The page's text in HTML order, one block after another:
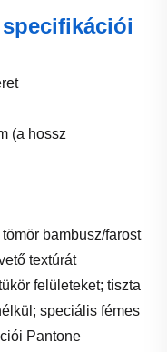
(a hossz
bambusz/farost
textúrát
felületeket; tiszta
speciális fémes
Pantone